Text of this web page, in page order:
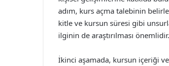
adım, kurs açma talebinin
kitle ve kursun süresi gibi
ilginin de araştırılması önemlidir.
İkinci aşamada, kursun içeriği